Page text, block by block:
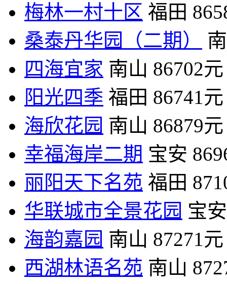
梅林一村十区 福田
桑泰丹华园（二期）
四海宜家 南山 86702元
阳光四季 福田 86741元
海欣花园 南山 86879元
幸福海岸二期 宝安
丽阳天下名苑 福田
华联城市全景花园 宝安
海韵嘉园 南山 87271元
西湖林语名苑 南山